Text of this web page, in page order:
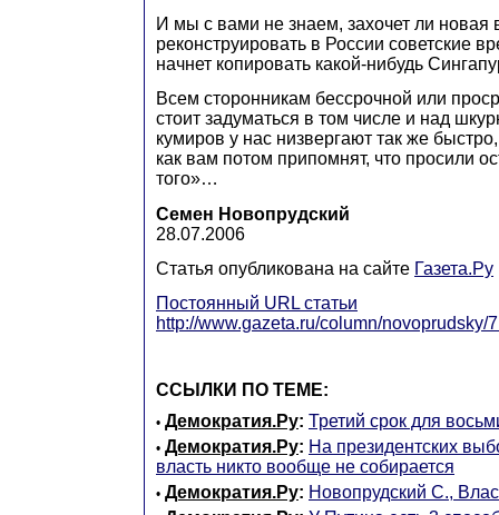
И мы с вами не знаем, захочет ли новая
реконструировать в России советские
начнет копировать какой-нибудь
Всем сторонникам бессрочной или
стоит задуматься в том числе и над
кумиров у нас низвергают так же
как вам потом припомнят, что просили
того»…
Семен Новопрудский
28.07.2006
Статья опубликована на сайте Газета.Ру
Постоянный URL статьи
http://www.gazeta.ru/column/novoprudsky/
ССЫЛКИ ПО ТЕМЕ:
• Демократия.Ру: Третий срок для
• Демократия.Ру: На президентских
власть никто вообще не собирается
• Демократия.Ру: Новопрудский С.,